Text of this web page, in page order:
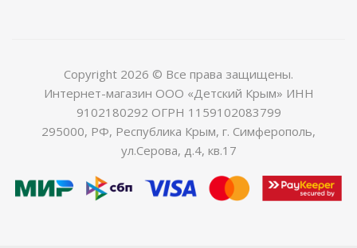
Copyright 2026 © Все права защищены.
Интернет-магазин ООО «Детский Крым» ИНН
9102180292 ОГРН 1159102083799
295000, РФ, Республика Крым, г. Симферополь,
ул.Серова, д.4, кв.17